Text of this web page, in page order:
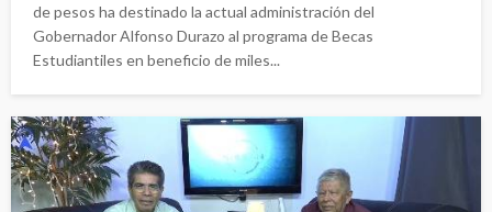
de pesos ha destinado la actual administración del
Gobernador Alfonso Durazo al programa de Becas
Estudiantiles en beneficio de miles...